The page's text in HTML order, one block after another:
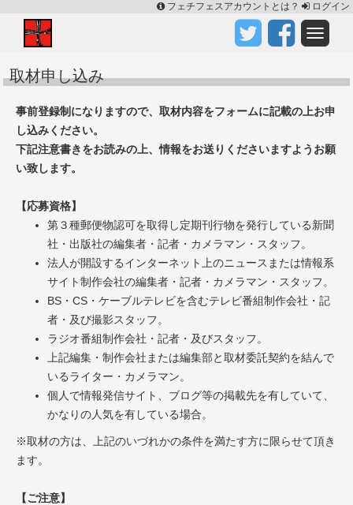
フェチフェスアカウントとは？ ログイン
取材申し込み
事前登録制になりますので、取材内容をフォームに記載の上お申
し込みください。
下記注意書きをお読みの上、情報をお送りくださいますようお願
い致します。
【応募資格】
第３種郵便物認可を取得し定期刊行物を発行している新聞
社・出版社の編集者・記者・カメラマン・スタッフ。
法人が開設するインターネット上のニュースまたは情報系
サイト制作会社の編集者・記者・カメラマン・スタッフ。
BS・CS・ケーブルテレビを含むテレビ番組制作会社・記
者・及び撮影スタッフ。
ラジオ番組制作会社・記者・及びスタッフ。
上記編集・制作会社または編集部と取材委託契約を結んで
いるライター・カメラマン。
個人で情報発信サイト、ブログ等の掲載先を有していて、
かなりの人気を有している場合。
※取材の方は、上記のいづれかの条件を満たす方に限らせて頂き
ます。
【ご注意】